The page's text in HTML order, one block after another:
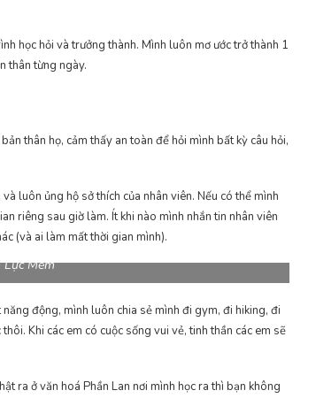
học hỏi và trưởng thành. Mình luôn mơ ước trở thành 1
thân từng ngày.
thân họ, cảm thấy an toàn để hỏi mình bất kỳ câu hỏi,
luôn ủng hộ sở thích của nhân viên. Nếu có thể mình
riêng sau giờ làm. Ít khi nào mình nhắn tin nhân viên
(và ai làm mất thời gian mình).
Lực Mềm
động, mình luôn chia sẻ mình đi gym, đi hiking, đi
Khi các em có cuộc sống vui vẻ, tinh thần các em sẽ
ra ở văn hoá Phần Lan nơi mình học ra thì bạn không